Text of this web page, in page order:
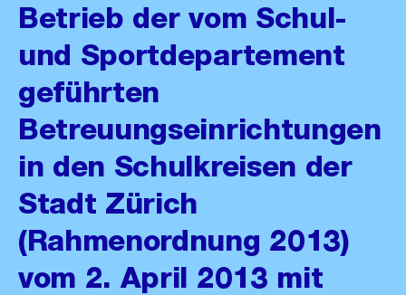
Betrieb der vom Schul-
und Sportdepartement
geführten
Betreuungseinrichtungen
in den Schulkreisen der
Stadt Zürich
(Rahmenordnung 2013)
vom 2. April 2013 mit